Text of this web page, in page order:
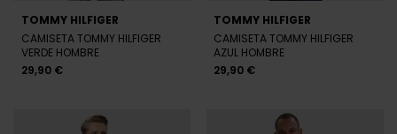
TOMMY HILFIGER
CAMISETA TOMMY HILFIGER
VERDE HOMBRE
29,90 €
TOMMY HILFIGER
CAMISETA TOMMY HILFIGER
AZUL HOMBRE
29,90 €